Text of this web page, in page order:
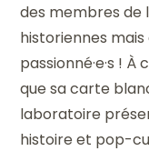
des membres de
historiennes
passionné·e·s !
que sa carte
laboratoire
histoire et pop-